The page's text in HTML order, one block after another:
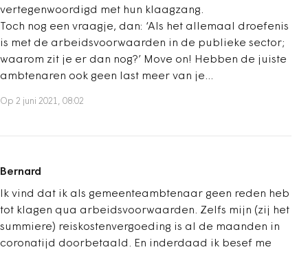
vertegenwoordigd met hun klaagzang.
Toch nog een vraagje, dan: ‘Als het allemaal droefenis
is met de arbeidsvoorwaarden in de publieke sector;
waarom zit je er dan nog?’ Move on! Hebben de juiste
ambtenaren ook geen last meer van je...
Op 2 juni 2021, 08:02
Bernard
Ik vind dat ik als gemeenteambtenaar geen reden heb
tot klagen qua arbeidsvoorwaarden. Zelfs mijn (zij het
summiere) reiskostenvergoeding is al de maanden in
coronatijd doorbetaald. En inderdaad ik besef me